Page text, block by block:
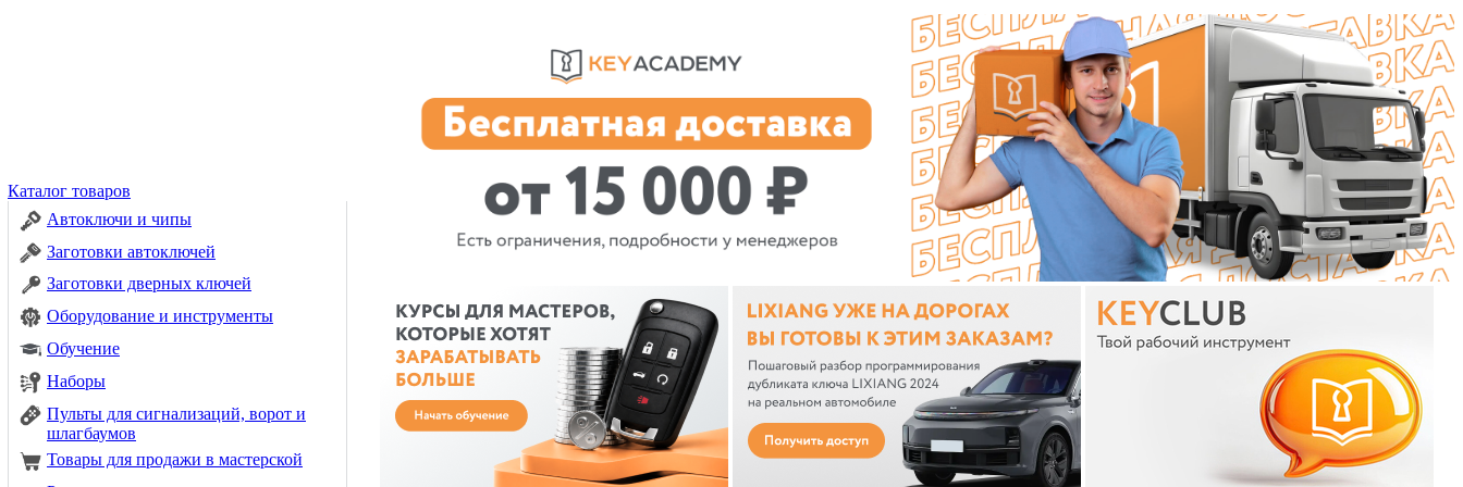
Каталог товаров
Автоключи и чипы
Заготовки автоключей
Заготовки дверных ключей
Оборудование и инструменты
Обучение
Наборы
Пульты для сигнализаций, ворот и
шлагбаумов
Товары для продажи в мастерской